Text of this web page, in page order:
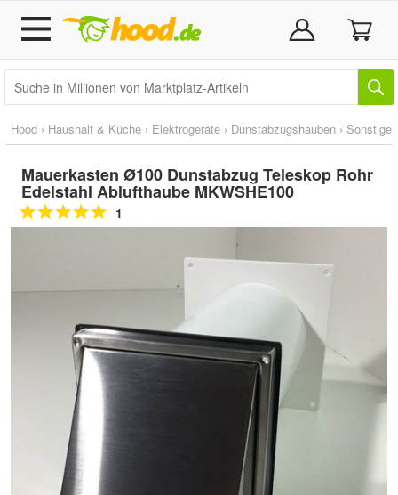
Hood › Haushalt & Küche › Elektrogeräte › Dunstabzugshauben › Sonstige
Mauerkasten Ø100 Dunstabzug Teleskop Rohr
Edelstahl Ablufthaube MKWSHE100
1